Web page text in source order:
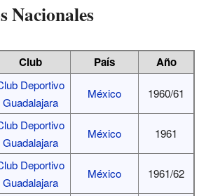
Nacionales
Club País Año
Deportivo
Guadalajara
México 1960/61
Deportivo
Guadalajara
México 1961
Deportivo
Guadalajara
México 1961/62